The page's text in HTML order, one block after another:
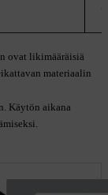
ovat likimääräisiä
materiaalin
Käytön aikana